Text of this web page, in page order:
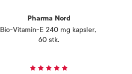
Pharma Nord
Bio-Vitamin-E 240 mg kapsler,
60 stk.